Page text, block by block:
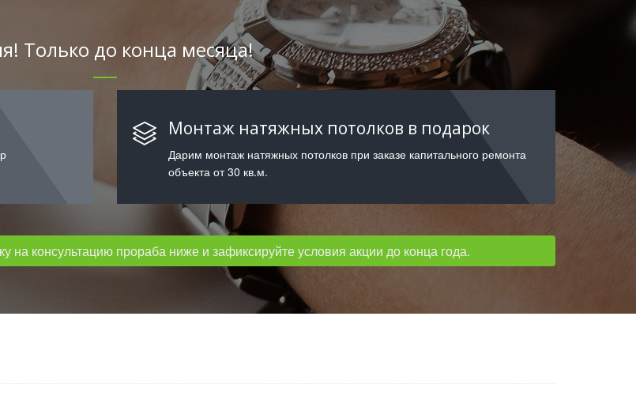
Только до конца месяца!
Монтаж натяжных потолков в подарок
Дарим монтаж натяжных потолков при заказе капитального ремонта
объекта от 30 кв.м.
на консультацию прораба ниже и зафиксируйте условия акции до конца года.